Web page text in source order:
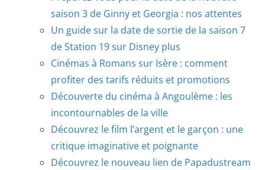
saison 3 de Ginny et Georgia : nos attentes
Un guide sur la date de sortie de la saison 7
de Station 19 sur Disney plus
Cinémas à Romans sur Isère : comment
profiter des tarifs réduits et promotions
Découverte du cinéma à Angoulème : les
incontournables de la ville
Découvrez le film l’argent et le garçon : une
critique imaginative et poignante
Découvrez le nouveau lien de Papadustream